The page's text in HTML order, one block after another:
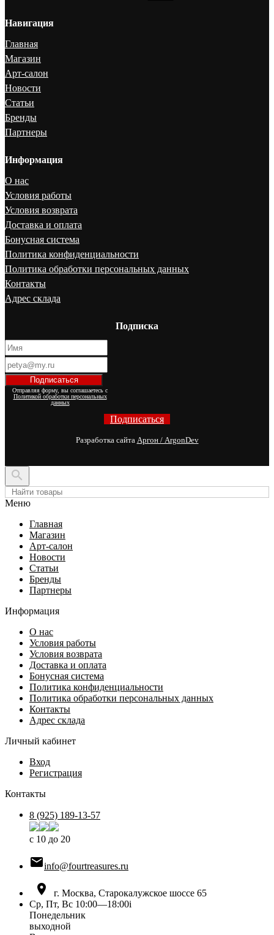
Навигация
Главная
Магазин
Арт-салон
Новости
Статьи
Бренды
Партнеры
Информация
О нас
Условия работы
Условия возврата
Доставка и оплата
Бонусная система
Политика конфиденциальности
Политика обработки персональных данных
Контакты
Адрес склада
Подписка
Отправляя форму, вы соглашаетесь с
Политикой обработки персональных
данных
Подписаться
Разработка сайта Аргон / ArgonDev

Меню
Главная
Магазин
Арт-салон
Новости
Статьи
Бренды
Партнеры
Информация
О нас
Условия работы
Условия возврата
Доставка и оплата
Бонусная система
Политика конфиденциальности
Политика обработки персональных данных
Контакты
Адрес склада
Личный кабинет
Вход
Регистрация
Контакты
8 (925) 189-13-57
с 10 до 20
info@fourtreasures.ru

г. Москва, Старокалужское шоссе 65
Ср, Пт, Вс 10:00—18:00i
Понедельник
выходной